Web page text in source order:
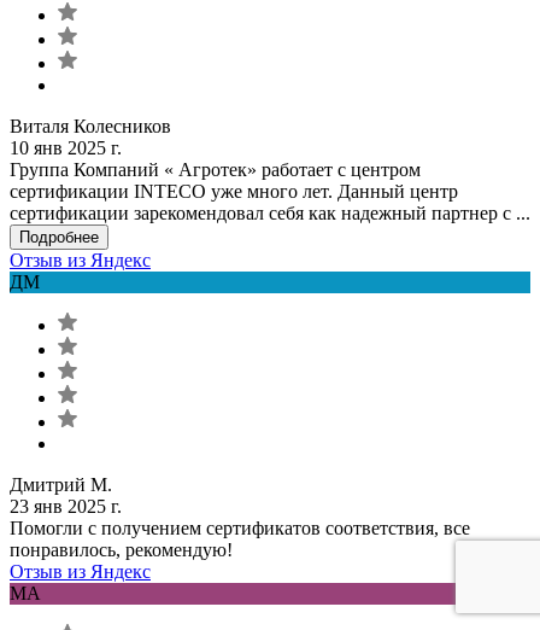
Виталя Колесников
10 янв 2025 г.
Группа Компаний « Агротек» работает с центром
сертификации INTECO уже много лет. Данный центр
сертификации зарекомендовал себя как надежный партнер с ...
Подробнее
Отзыв из Яндекс
ДМ
Дмитрий М.
23 янв 2025 г.
Помогли с получением сертификатов соответствия, все
понравилось, рекомендую!
Отзыв из Яндекс
MA